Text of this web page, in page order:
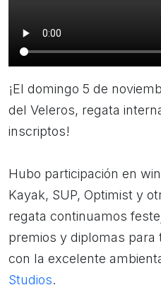
¡El domingo 5 de
del Veleros, regata
inscriptos!
Hubo participación en
Kayak, SUP, Optimist y
regata continuamos
premios y diplomas para
con la excelente
Studios.